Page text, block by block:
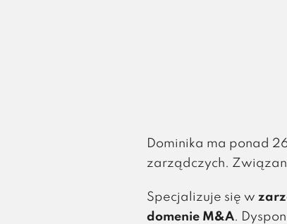
Dominika ma ponad
zarządczych.
Specjalizuje się w
domenie M&A.